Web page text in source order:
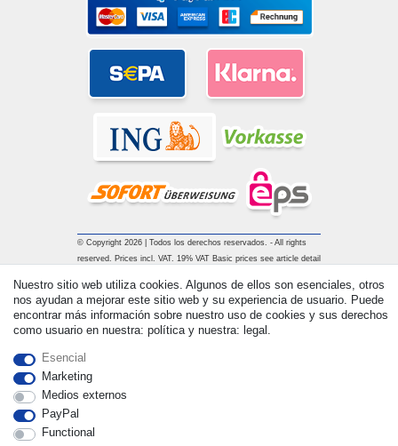
© Copyright 2026 | Todos los derechos reservados. - All rights
reserved. Prices incl. VAT. 19% VAT Basic prices see article detail
Nuestro sitio web utiliza cookies. Algunos de ellos son esenciales, otros
nos ayudan a mejorar este sitio web y su experiencia de usuario. Puede
encontrar más información sobre nuestro uso de cookies y sus derechos
como usuario en nuestra: política y nuestra: legal.
Esencial
Marketing
Medios externos
PayPal
Functional
Withdraw from contract here Contacto